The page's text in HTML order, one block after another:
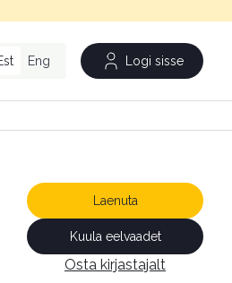
Eng Logi sisse
Laenuta
Kuula eelvaadet
Osta kirjastajalt